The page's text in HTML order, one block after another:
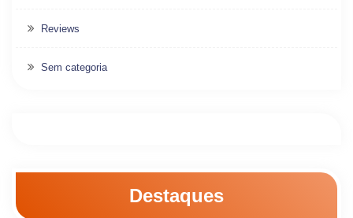
Reviews
Sem categoria
Destaques